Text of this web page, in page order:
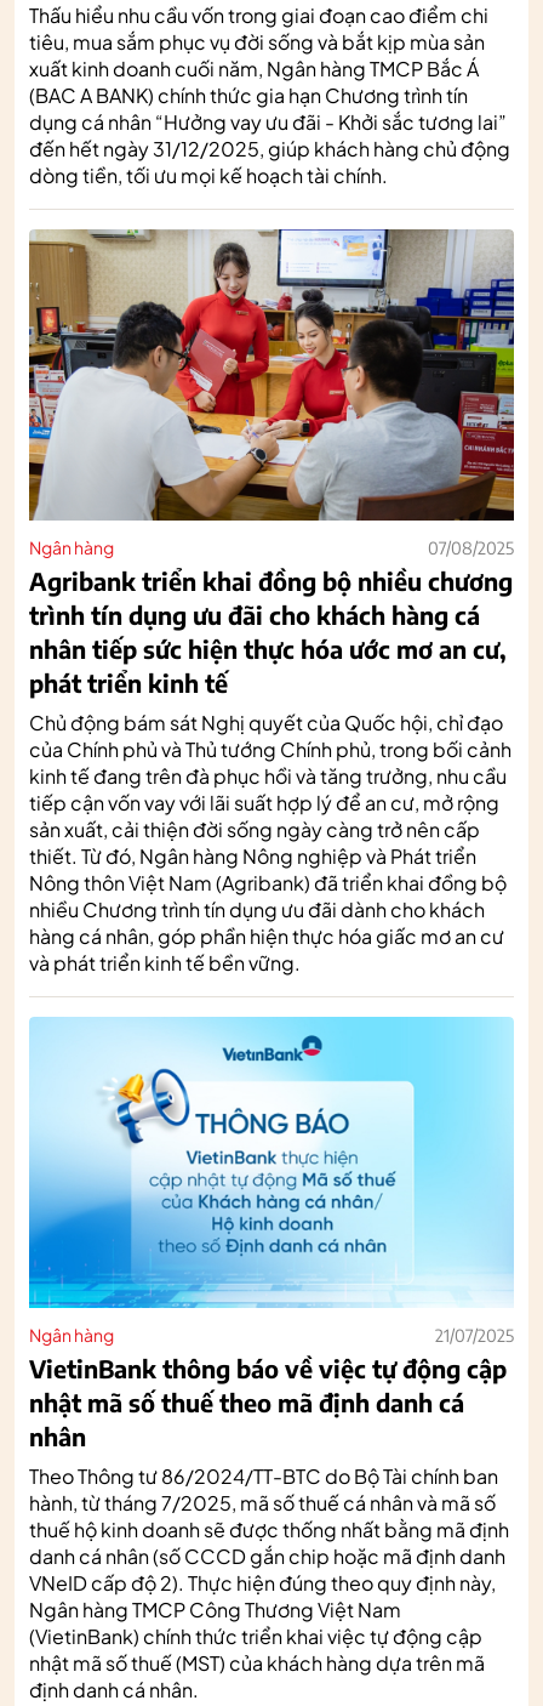
Thấu hiểu nhu cầu vốn trong giai đoạn cao điểm chi
tiêu, mua sắm phục vụ đời sống và bắt kịp mùa sản
xuất kinh doanh cuối năm, Ngân hàng TMCP Bắc Á
(BAC A BANK) chính thức gia hạn Chương trình tín
dụng cá nhân “Hưởng vay ưu đãi - Khởi sắc tương lai”
đến hết ngày 31/12/2025, giúp khách hàng chủ động
dòng tiền, tối ưu mọi kế hoạch tài chính.
Ngân hàng 07/08/2025
Agribank triển khai đồng bộ nhiều chương
trình tín dụng ưu đãi cho khách hàng cá
nhân tiếp sức hiện thực hóa ước mơ an cư,
phát triển kinh tế
Chủ động bám sát Nghị quyết của Quốc hội, chỉ đạo
của Chính phủ và Thủ tướng Chính phủ, trong bối cảnh
kinh tế đang trên đà phục hồi và tăng trưởng, nhu cầu
tiếp cận vốn vay với lãi suất hợp lý để an cư, mở rộng
sản xuất, cải thiện đời sống ngày càng trở nên cấp
thiết. Từ đó, Ngân hàng Nông nghiệp và Phát triển
Nông thôn Việt Nam (Agribank) đã triển khai đồng bộ
nhiều Chương trình tín dụng ưu đãi dành cho khách
hàng cá nhân, góp phần hiện thực hóa giấc mơ an cư
và phát triển kinh tế bền vững.
Ngân hàng 21/07/2025
VietinBank thông báo về việc tự động cập
nhật mã số thuế theo mã định danh cá
nhân
Theo Thông tư 86/2024/TT-BTC do Bộ Tài chính ban
hành, từ tháng 7/2025, mã số thuế cá nhân và mã số
thuế hộ kinh doanh sẽ được thống nhất bằng mã định
danh cá nhân (số CCCD gắn chip hoặc mã định danh
VNeID cấp độ 2). Thực hiện đúng theo quy định này,
Ngân hàng TMCP Công Thương Việt Nam
(VietinBank) chính thức triển khai việc tự động cập
nhật mã số thuế (MST) của khách hàng dựa trên mã
định danh cá nhân.